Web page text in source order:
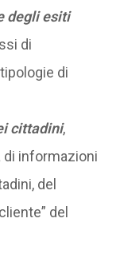
degli esiti
di
di
cittadini,
informazioni
del
del